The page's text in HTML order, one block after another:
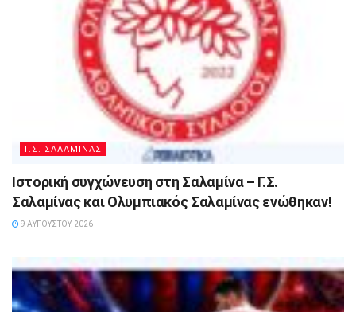
Γ.Σ. ΣΑΛΑΜΙΝΑΣ
Ιστορική συγχώνευση στη Σαλαμίνα – Γ.Σ.
Σαλαμίνας και Ολυμπιακός Σαλαμίνας ενώθηκαν!
9 ΑΥΓΟΎΣΤΟΥ, 2026